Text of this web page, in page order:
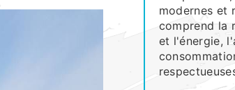
modernes et
comprend la
et l'énergie,